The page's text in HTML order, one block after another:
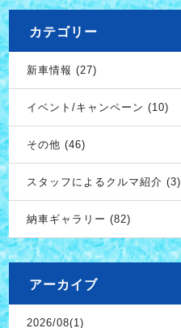
カテゴリー
新車情報 (27)
イベント/キャンペーン (10)
その他 (46)
スタッフによるクルマ紹介 (3)
納車ギャラリー (82)
アーカイブ
2026/08(1)